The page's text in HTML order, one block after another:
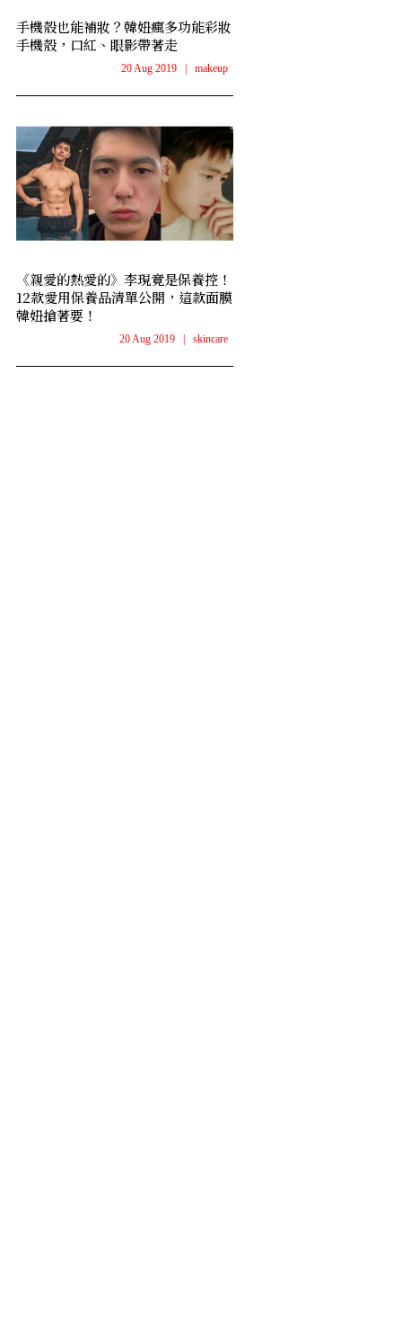
手機殼也能補妝？韓妞瘋多功能彩妝
手機殼，口紅、眼影帶著走
20 Aug 2019 makeup
《親愛的熱愛的》李現竟是保養控！
12款愛用保養品清單公開，這款面膜
韓妞搶著要！
20 Aug 2019 skincare